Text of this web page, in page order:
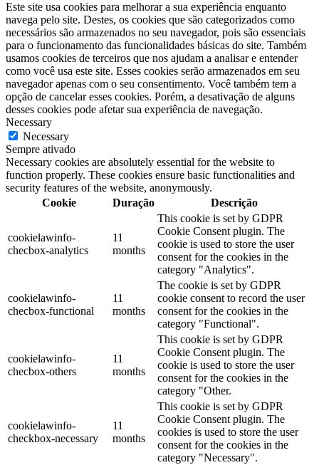
Este site usa cookies para melhorar a sua experiência enquanto
navega pelo site. Destes, os cookies que são categorizados como
necessários são armazenados no seu navegador, pois são essenciais
para o funcionamento das funcionalidades básicas do site. Também
usamos cookies de terceiros que nos ajudam a analisar e entender
como você usa este site. Esses cookies serão armazenados em seu
navegador apenas com o seu consentimento. Você também tem a
opção de cancelar esses cookies. Porém, a desativação de alguns
desses cookies pode afetar sua experiência de navegação.
Necessary
Necessary
Sempre ativado
Necessary cookies are absolutely essential for the website to
function properly. These cookies ensure basic functionalities and
security features of the website, anonymously.
Cookie
Duração Descrição
cookielawinfo-
checbox-analytics
11
months
This cookie is set by GDPR
Cookie Consent plugin. The
cookie is used to store the user
consent for the cookies in the
category "Analytics".
cookielawinfo-
checbox-functional
11
months
The cookie is set by GDPR
cookie consent to record the user
consent for the cookies in the
category "Functional".
cookielawinfo-
checbox-others
11
months
This cookie is set by GDPR
Cookie Consent plugin. The
cookie is used to store the user
consent for the cookies in the
category "Other.
cookielawinfo-
checkbox-necessary
11
months
This cookie is set by GDPR
Cookie Consent plugin. The
cookies is used to store the user
consent for the cookies in the
category "Necessary".